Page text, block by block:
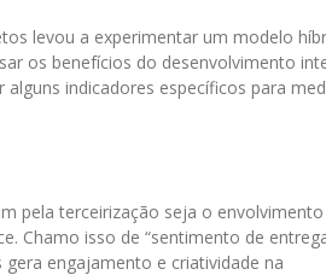
levou a experimentar um modelo
os benefícios do desenvolvimento
indicadores específicos para
pela terceirização seja o
Chamo isso de “sentimento de
engajamento e criatividade na